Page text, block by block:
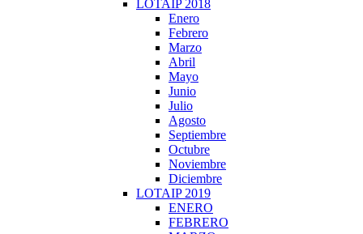
LOTAIP 2018
Enero
Febrero
Marzo
Abril
Mayo
Junio
Julio
Agosto
Septiembre
Octubre
Noviembre
Diciembre
LOTAIP 2019
ENERO
FEBRERO